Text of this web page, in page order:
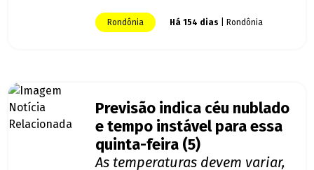
Rondônia Há 154 dias | Rondônia
Previsão indica céu nublado
e tempo instável para essa
quinta-feira (5)
As temperaturas devem variar,